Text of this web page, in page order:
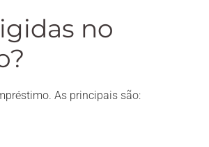
no
As principais são: